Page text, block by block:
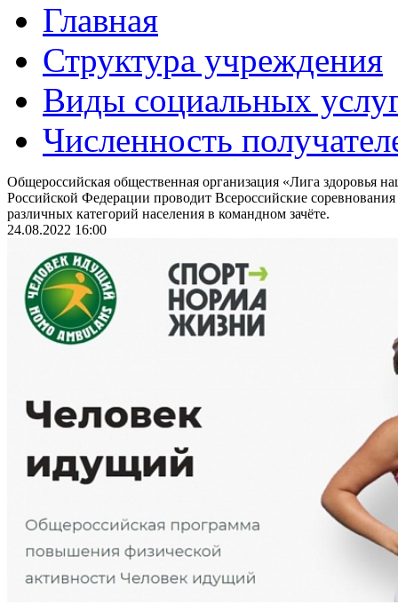
Главная
Структура учреждения
Виды социальных
Численность
Общероссийская общественная организация «Лига здоровья
Российской Федерации проводит Всероссийские
различных категорий населения в командном зачёте.
24.08.2022 16:00